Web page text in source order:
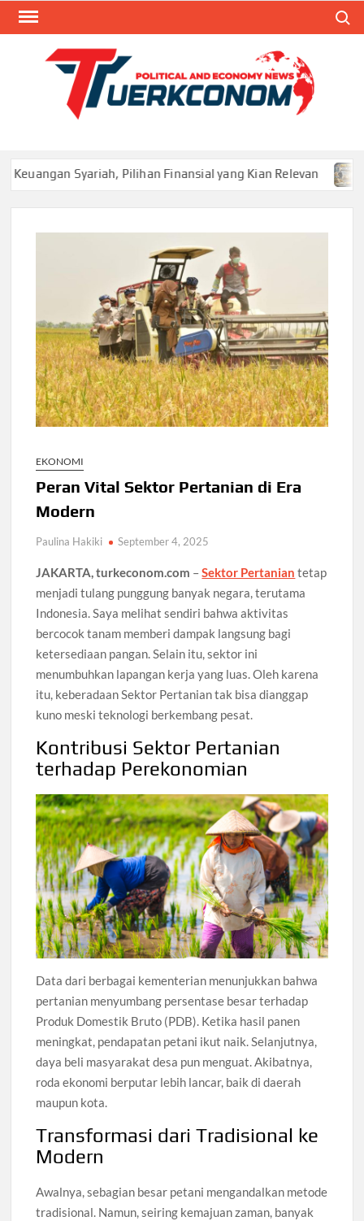
Skip
Syariah, Pilihan Finansial yang Kian Relevan
EKONOMI
Peran Vital Sektor Pertanian di Era
Modern
Paulina Hakiki September 4, 2025
JAKARTA, turkeconom.com –Sektor Pertanian tetap
menjadi tulang punggung banyak negara, terutama
Indonesia. Saya melihat sendiri bahwa aktivitas
bercocok tanam memberi dampak langsung bagi
ketersediaan pangan. Selain itu, sektor ini
menumbuhkan lapangan kerja yang luas. Oleh karena
itu, keberadaan Sektor Pertanian tak bisa dianggap
kuno meski teknologi berkembang pesat.
Kontribusi Sektor Pertanian
terhadap Perekonomian
Data dari berbagai kementerian menunjukkan bahwa
pertanian menyumbang persentase besar terhadap
Produk Domestik Bruto (PDB). Ketika hasil panen
meningkat, pendapatan petani ikut naik. Selanjutnya,
daya beli masyarakat desa pun menguat. Akibatnya,
roda ekonomi berputar lebih lancar, baik di daerah
maupun kota.
Transformasi dari Tradisional ke
Modern
Awalnya, sebagian besar petani mengandalkan metode
tradisional. Namun, seiring kemajuan zaman, banyak